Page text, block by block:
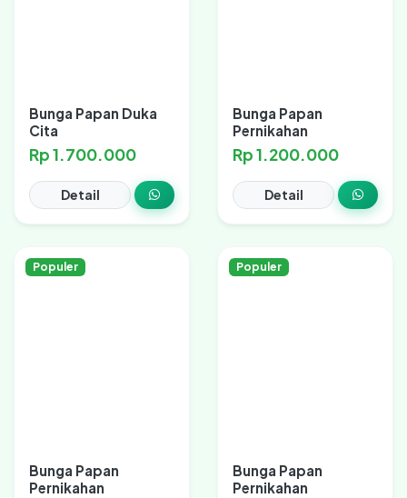
Bunga Papan Duka
Cita
Rp 1.700.000
Detail
Bunga Papan
Pernikahan
Rp 1.200.000
Detail
Populer
Bunga Papan
Pernikahan
Populer
Bunga Papan
Pernikahan